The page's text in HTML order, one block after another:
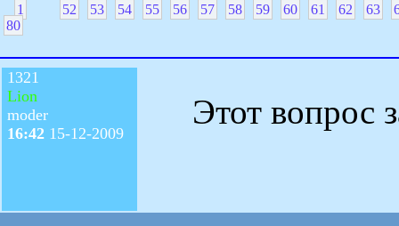
1 52 53 54 55 56 57 58 59 60 61 62 63
80
1321
Lion
moder
16:42 15-12-2009
Этот вопрос